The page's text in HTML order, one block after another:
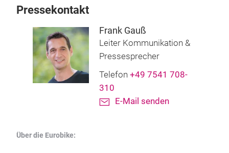
Pressekontakt
Frank Gauß
Leiter Kommunikation &
Pressesprecher
Telefon +49 7541 708-
310
E-Mail senden
Über die Eurobike: